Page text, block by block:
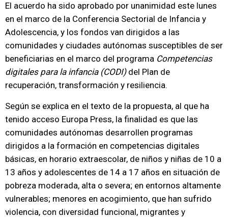
El acuerdo ha sido aprobado por unanimidad este lunes
en el marco de la Conferencia Sectorial de Infancia y
Adolescencia, y los fondos van dirigidos a las
comunidades y ciudades autónomas susceptibles de ser
beneficiarias en el marco del programa Competencias
digitales para la infancia (CODI)del Plan de
recuperación, transformación y resiliencia.
Según se explica en el texto de la propuesta, al que ha
tenido acceso Europa Press, la finalidad es que las
comunidades autónomas desarrollen programas
dirigidos a la formación en competencias digitales
básicas, en horario extraescolar, de niños y niñas de 10 a
13 años y adolescentes de 14 a 17 años en situación de
pobreza moderada, alta o severa; en entornos altamente
vulnerables; menores en acogimiento, que han sufrido
violencia, con diversidad funcional, migrantes y